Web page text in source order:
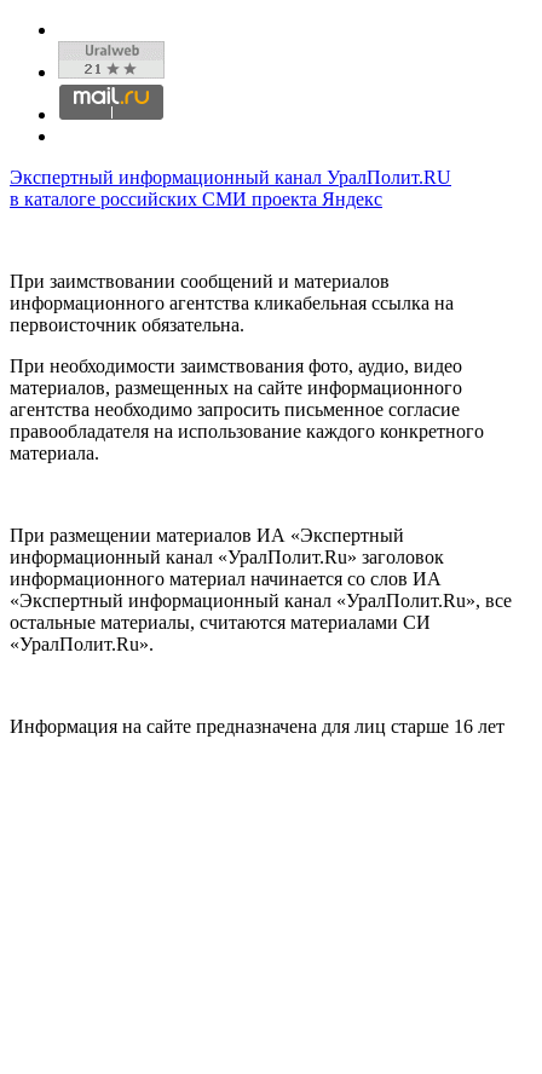
Экспертный информационный канал УралПолит.RU
в каталоге российских СМИ проекта Яндекс
При заимствовании сообщений и материалов
информационного агентства кликабельная ссылка на
первоисточник обязательна.
При необходимости заимствования фото, аудио, видео
материалов, размещенных на сайте информационного
агентства необходимо запросить письменное согласие
правообладателя на использование каждого конкретного
материала.
При размещении материалов ИА «Экспертный
информационный канал «УралПолит.Ru» заголовок
информационного материал начинается со слов ИА
«Экспертный информационный канал «УралПолит.Ru», все
остальные материалы, считаются материалами СИ
«УралПолит.Ru».
Информация на сайте предназначена для лиц старше 16 лет